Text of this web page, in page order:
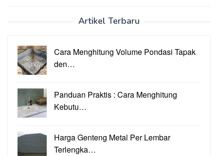
Artikel Terbaru
Cara Menghitung Volume Pondasi Tapak
den…
Panduan Praktis : Cara Menghitung
Kebutu…
Harga Genteng Metal Per Lembar
Terlengka…